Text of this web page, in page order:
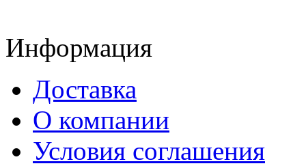
Информация
Доставка
О компании
Условия соглашения